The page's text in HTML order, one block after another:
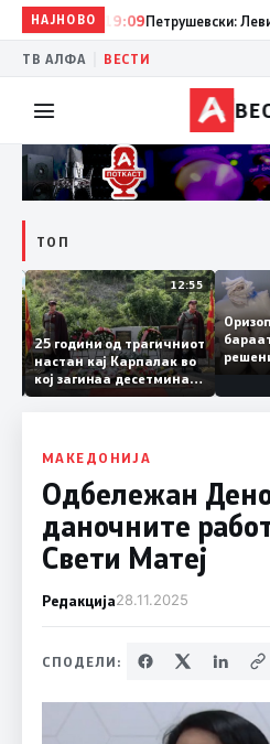
НАЈНОВО19:09Петрушевски: Левица
ТВ АЛФА ВЕСТИ
ТОП
12:55
25 години од трагичниот
настан кај Карпалак во
кој загинаа десетмина
македонски бранители
МАКЕДОНИЈА
Одбележан
даночните
Свети Матеј
Редакција28.11.2025
СПОДЕЛИ: